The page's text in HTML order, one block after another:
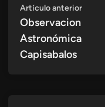
Navegación
de
entradas
Artículo anterior
Observacion
Astronómica
Capisabalos